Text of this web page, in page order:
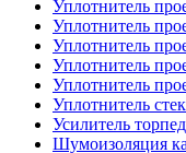
Уплотнитель
Уплотнитель
Уплотнитель
Уплотнитель
Уплотнитель
Уплотнитель
Усилитель
Шумоизоляция